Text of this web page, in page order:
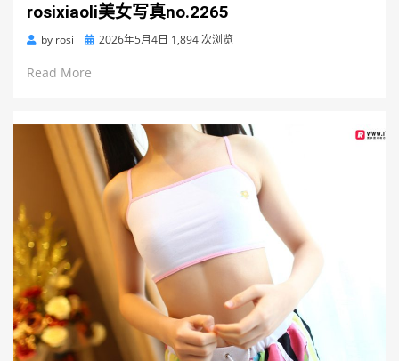
rosixiaoli美女写真no.2265
by rosi
Posted2026年5月4日 1,894 次浏览
Read More